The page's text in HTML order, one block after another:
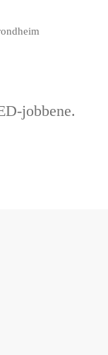
jobbene.